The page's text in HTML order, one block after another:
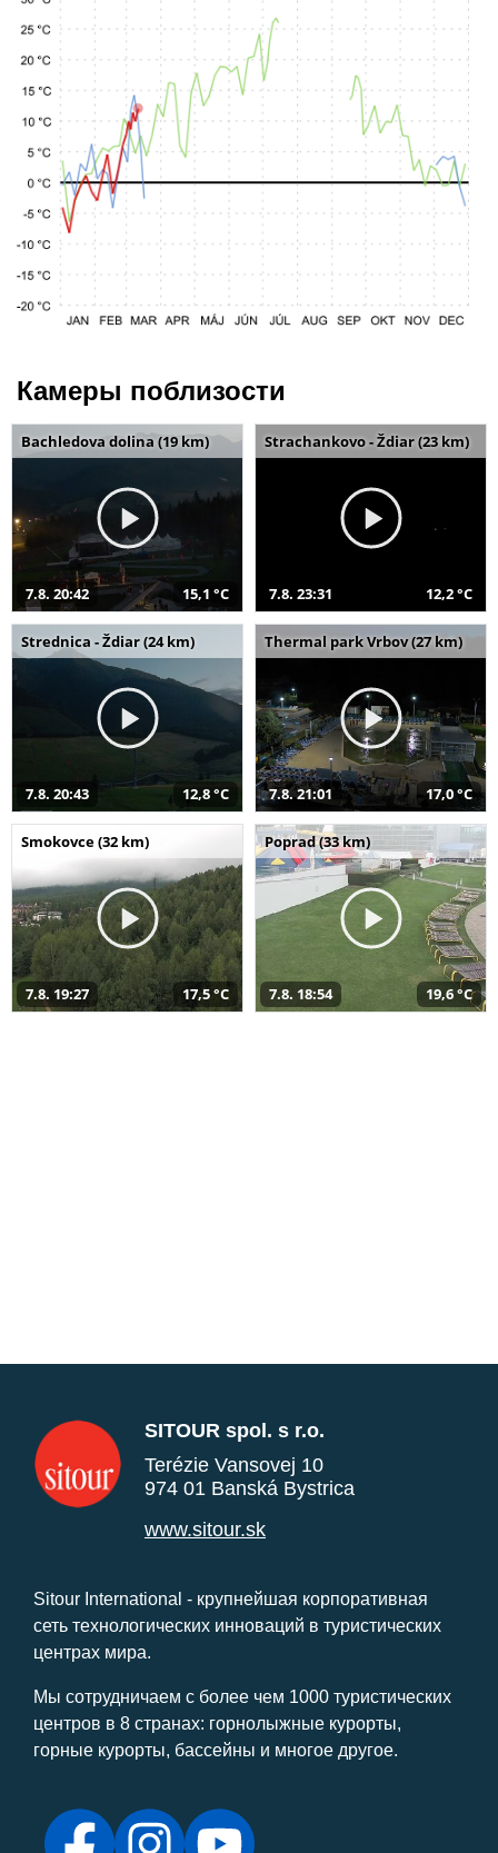
Камеры поблизости
Bachledova dolina (19 km)
7.8. 20:42 15,1 °C
Strachankovo - Ždiar (23 km)
7.8. 23:31 12,2 °C
Strednica - Ždiar (24 km)
7.8. 20:43 12,8 °C
Thermal park Vrbov (27 km)
7.8. 21:01 17,0 °C
Smokovce (32 km)
7.8. 19:27 17,5 °C
Poprad (33 km)
7.8. 18:54 19,6 °C
SITOUR spol. s r.o.
Terézie Vansovej 10
974 01 Banská Bystrica
www.sitour.sk
Sitour International - крупнейшая корпоративная
сеть технологических инноваций в туристических
центрах мира.
Мы сотрудничаем с более чем 1000 туристических
центров в 8 странах: горнолыжные курорты,
горные курорты, бассейны и многое другое.